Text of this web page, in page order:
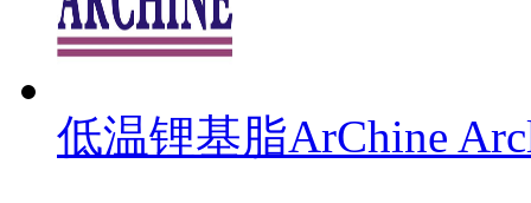
低温锂基脂ArChine